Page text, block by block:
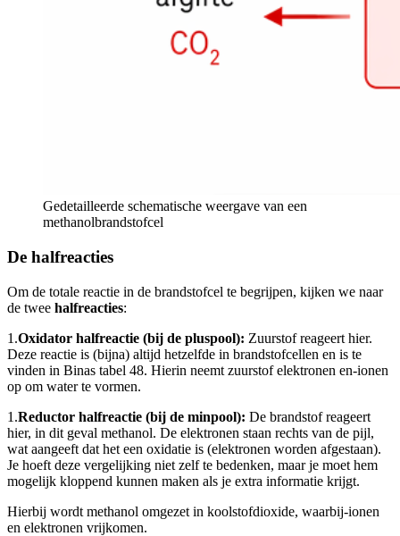
Gedetailleerde schematische weergave van een
methanolbrandstofcel
De halfreacties
Om de totale reactie in de brandstofcel te begrijpen, kijken we naar
de twee halfreacties:
1.Oxidator halfreactie (bij de pluspool): Zuurstof reageert hier.
Deze reactie is (bijna) altijd hetzelfde in brandstofcellen en is te
vinden in Binas tabel 48. Hierin neemt zuurstof elektronen en-ionen
op om water te vormen.
1.Reductor halfreactie (bij de minpool): De brandstof reageert
hier, in dit geval methanol. De elektronen staan rechts van de pijl,
wat aangeeft dat het een oxidatie is (elektronen worden afgestaan).
Je hoeft deze vergelijking niet zelf te bedenken, maar je moet hem
mogelijk kloppend kunnen maken als je extra informatie krijgt.
Hierbij wordt methanol omgezet in koolstofdioxide, waarbij-ionen
en elektronen vrijkomen.